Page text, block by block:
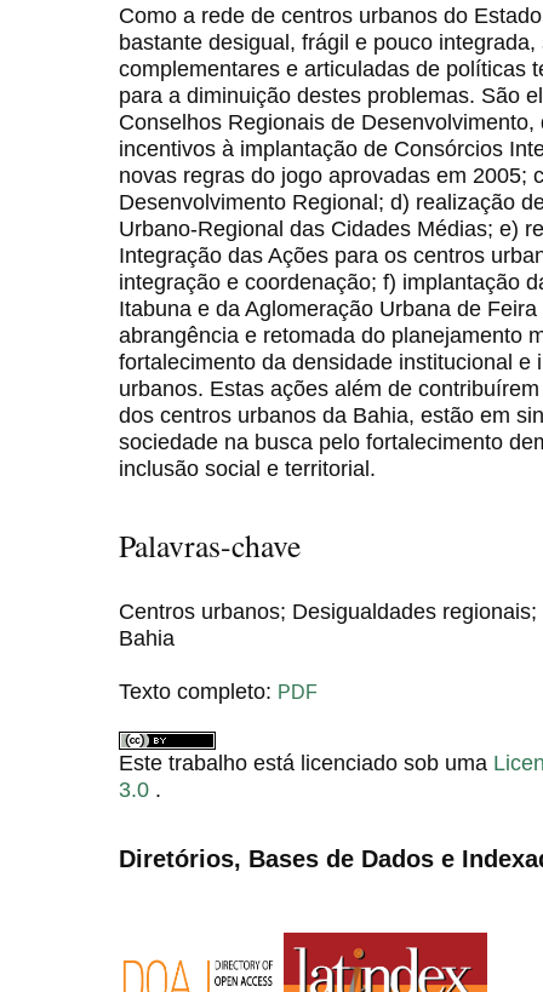
Como a rede de centros urbanos do
bastante desigual, frágil e pouco
complementares e articuladas de políticas
para a diminuição destes problemas. São
Conselhos Regionais de
incentivos à implantação de Consórcios
novas regras do jogo aprovadas em 2005;
Desenvolvimento Regional; d) realização
Urbano-Regional das Cidades Médias; e)
Integração das Ações para os centros
integração e coordenação; f) implantação
Itabuna e da Aglomeração Urbana de
abrangência e retomada do planejamento
fortalecimento da densidade institucional e
urbanos. Estas ações além de
dos centros urbanos da Bahia, estão em
sociedade na busca pelo fortalecimento
inclusão social e territorial.
Palavras-chave
Centros urbanos; Desigualdades
Bahia
Texto completo: PDF
Este trabalho está licenciado sob uma
3.0 .
Diretórios, Bases de Dados e